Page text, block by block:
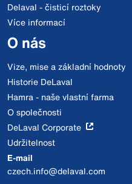
Delaval - čisticí roztoky
Více informací
O nás
Vize, mise a základní hodnoty
Historie DeLaval
Hamra - naše vlastní farma
O společnosti
DeLaval Corporate
Udržitelnost
E-mail
czech.info@delaval.com